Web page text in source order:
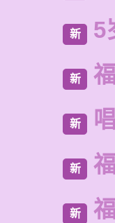
新 5
新
新
新
新